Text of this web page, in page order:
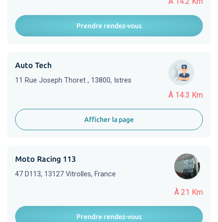
Prendre rendez-vous
À 14.3 Km
Auto Tech
11 Rue Joseph Thoret , 13800, Istres
Afficher la page
À 21 Km
Moto Racing 113
47 D113, 13127 Vitrolles, France
Prendre rendez-vous